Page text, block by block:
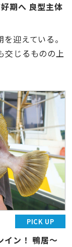
期へ 良型主体
迎えている。
交じるものの上
PICK UP
イン！ 鴨居〜